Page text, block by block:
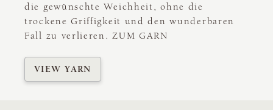
die gewünschte Weichheit, ohne die
trockene Griffigkeit und den wunderbaren
Fall zu verlieren. ZUM GARN
VIEW YARN